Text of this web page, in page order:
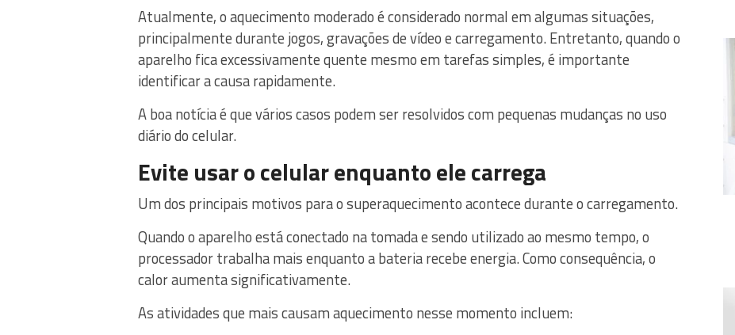
Atualmente, o aquecimento moderado é considerado normal em algumas situações,
principalmente durante jogos, gravações de vídeo e carregamento. Entretanto, quando o
aparelho fica excessivamente quente mesmo em tarefas simples, é importante
identificar a causa rapidamente.
A boa notícia é que vários casos podem ser resolvidos com pequenas mudanças no uso
diário do celular.
Evite usar o celular enquanto ele carrega
Um dos principais motivos para o superaquecimento acontece durante o carregamento.
Quando o aparelho está conectado na tomada e sendo utilizado ao mesmo tempo, o
processador trabalha mais enquanto a bateria recebe energia. Como consequência, o
calor aumenta significativamente.
As atividades que mais causam aquecimento nesse momento incluem: